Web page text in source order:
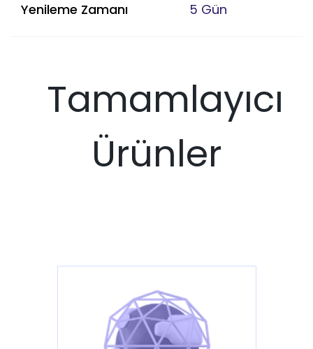
Yenileme Zamanı 5 Gün
Tamamlayıcı
Ürünler